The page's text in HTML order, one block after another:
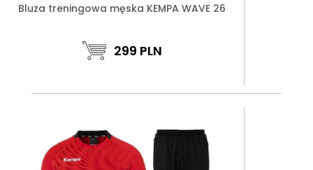
Bluza treningowa męska KEMPA WAVE 26
299 PLN